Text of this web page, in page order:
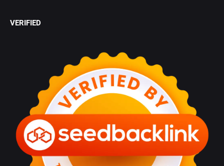
VERIFIED